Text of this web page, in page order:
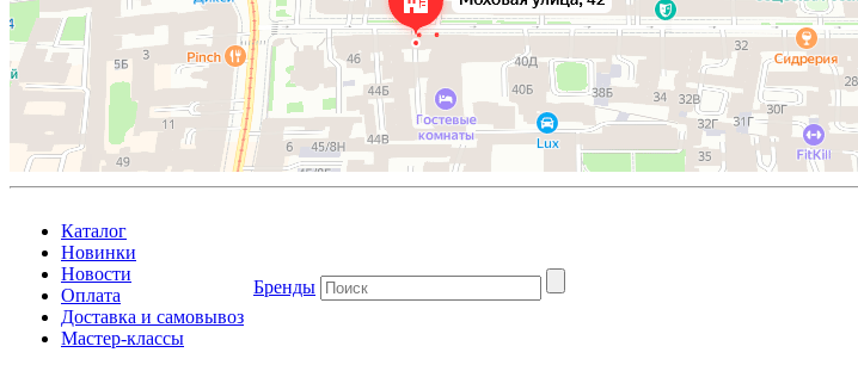
Каталог
Новинки
Новости
Оплата
Доставка и самовывоз
Мастер-классы
Бренды